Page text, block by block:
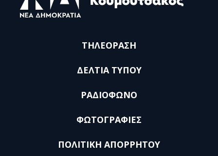
ΤΗΛΕΟΡΑΣΗ
ΔΕΛΤΙΑ ΤΥΠΟΥ
ΡΑΔΙΟΦΩΝΟ
ΦΩΤΟΓΡΑΦΙΕΣ
ΠΟΛΙΤΙΚΗ ΑΠΟΡΡΗΤΟΥ